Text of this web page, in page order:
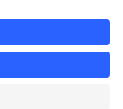
(PASCH)